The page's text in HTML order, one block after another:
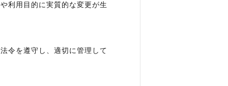
利用目的に実質的な変更が生
令を遵守し、適切に管理して